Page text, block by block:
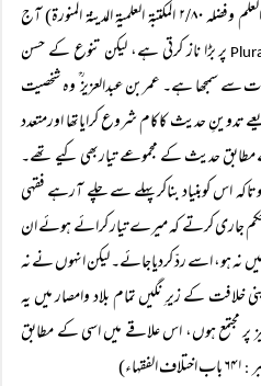
ابن عبد البر جامع بیان العلم وفضلہ ۲/۸۰ المکتبۃ العلمیۃ المدینۃ المنورۃ) آج
پر بڑا ناز کرتی ہے، لیکن تنوع کے حسن
سے سمجھا ہے۔ عمربن عبدالعزیز ؒ وہ شخصیت
حدیث کاکام شروع کرایاتھا اورمتعدد
حدیث کے مجموعے تیاربھی کیے تھے۔
اس کوبنیاد بناکرپہلے سے چلے آرہے فقہی
حکم جاری کرتے کہ میرے تیار کرائے ہوئے ان
نہ ہو، اسے ردّ کردیاجائے۔ لیکن انہوں نے نہ
کے زیرِ نگیں تمام بلاد وامصار میں یہ
پر مجتمع ہوں، اس علاقے میں اسی کے مطابق
: